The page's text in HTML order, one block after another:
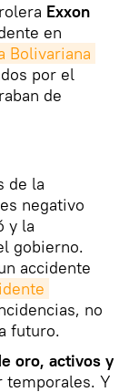
Exxon
en
Bolivariana
por el
de
de la
negativo
y la
gobierno.
accidente
no
futuro.
oro, activos y
temporales. Y